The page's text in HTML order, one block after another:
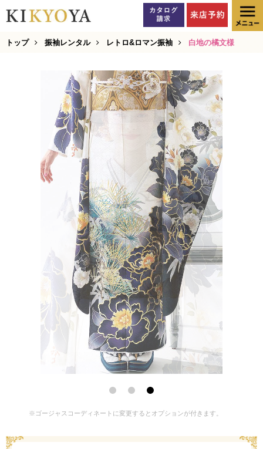
トップ 振袖レンタル レトロ&ロマン振袖 白地の橘文様
※ゴージャスコーディネートに変更するとオプションが付きます。